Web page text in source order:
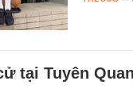
tại Tuyên